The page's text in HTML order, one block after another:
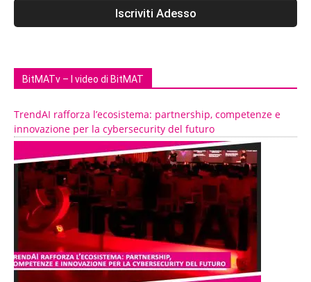
BitMATv – I video di BitMAT
TrendAI rafforza l’ecosistema: partnership, competenze e
innovazione per la cybersecurity del futuro